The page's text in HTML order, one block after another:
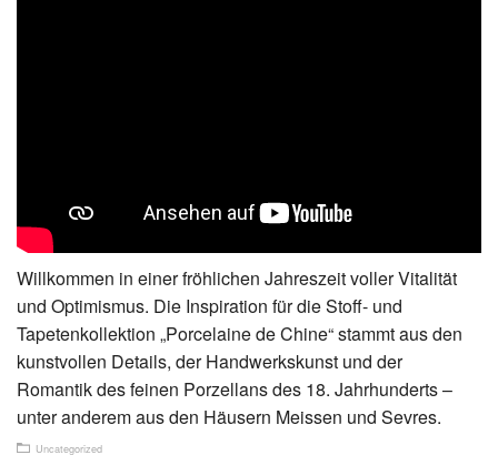
Willkommen in einer fröhlichen Jahreszeit voller Vitalität
und Optimismus. Die Inspiration für die Stoff- und
Tapetenkollektion „Porcelaine de Chine“ stammt aus den
kunstvollen Details, der Handwerkskunst und der
Romantik des feinen Porzellans des 18. Jahrhunderts –
unter anderem aus den Häusern Meissen und Sevres.
Uncategorized